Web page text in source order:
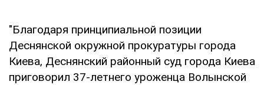
"Благодаря принципиальной позиции
Деснянской окружной прокуратуры города
Киева, Деснянский районный суд города Киева
приговорил 37-летнего уроженца Волынской